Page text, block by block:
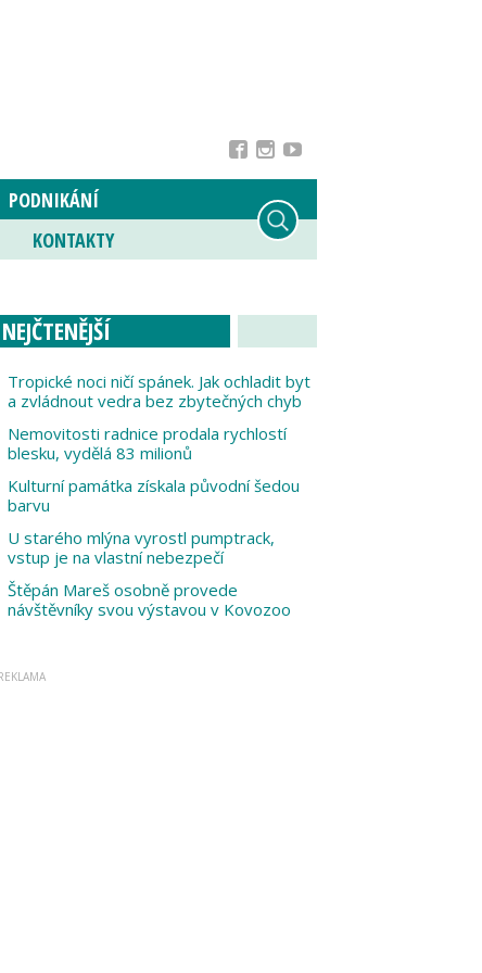
PODNIKÁNÍ
KONTAKTY
NEJČTENĚJŠÍ
Tropické noci ničí spánek. Jak ochladit byt
a zvládnout vedra bez zbytečných chyb
Nemovitosti radnice prodala rychlostí
blesku, vydělá 83 milionů
Kulturní památka získala původní šedou
barvu
U starého mlýna vyrostl pumptrack,
vstup je na vlastní nebezpečí
Štěpán Mareš osobně provede
návštěvníky svou výstavou v Kovozoo